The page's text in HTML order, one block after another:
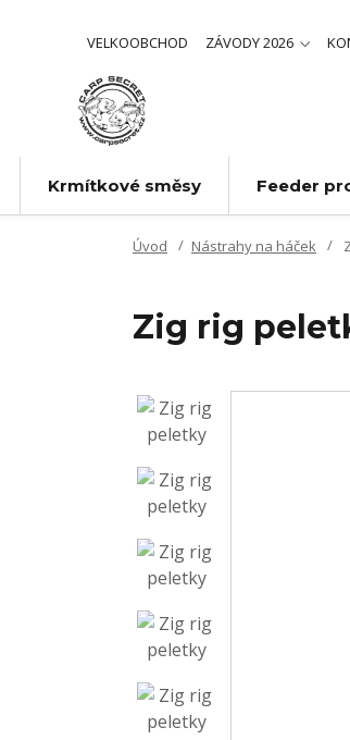
VELKOOBCHOD ZÁVODY 2026
Krmítkové směsy Feeder
Úvod Nástrahy na háček
Zig rig